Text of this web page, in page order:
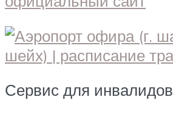
Сервис для инвалидов